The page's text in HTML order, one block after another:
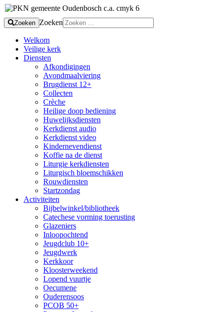
Zoeken Zoeken
Welkom
Veilige kerk
Diensten
Afkondigingen
Avondmaalviering
Brugdienst 12+
Collecten
Crèche
Heilige doop bediening
Huwelijksdiensten
Kerkdienst audio
Kerkdienst video
Kindernevendienst
Koffie na de dienst
Liturgie kerkdiensten
Liturgisch bloemschikken
Rouwdiensten
Startzondag
Activiteiten
Bijbelwinkel/bibliotheek
Catechese vorming toerusting
Glazeniers
Inloopochtend
Jeugdclub 10+
Jeugdwerk
Kerkkoor
Kloosterweekend
Lopend vuurtje
Oecumene
Ouderensoos
PCOB 50+